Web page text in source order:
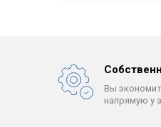
Вы
напрямую у